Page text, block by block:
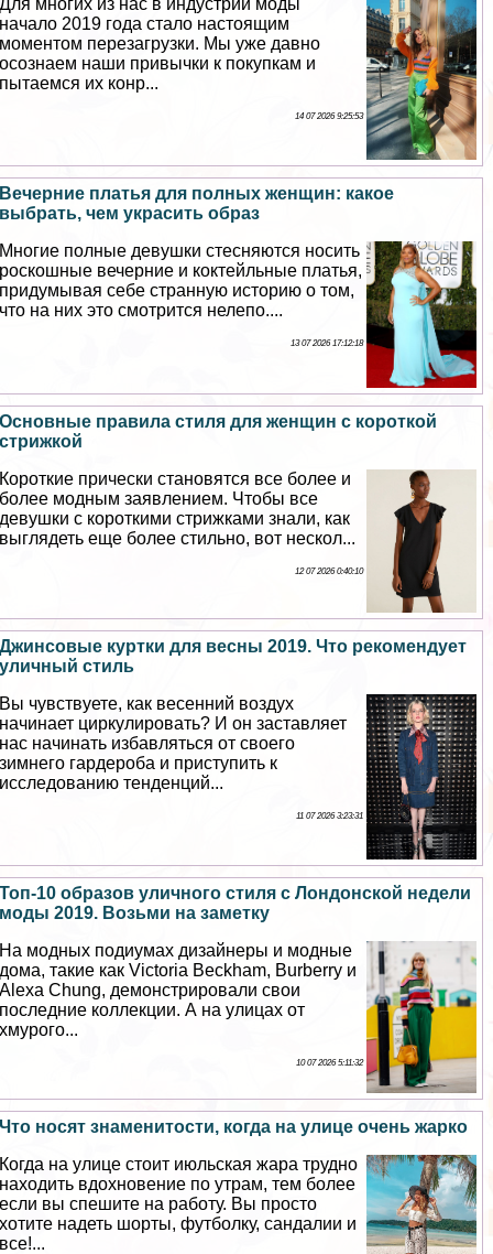
начало 2019 года стало настоящим
моментом перезагрузки. Мы уже давно
осознаем наши привычки к покупкам и
пытаемся их конр...
14 07 2026 9:25:53
Вечерние платья для полных женщин: какое
выбрать, чем украсить образ
Многие полные дeвyшки стесняются носить
роскошные вечерние и коктейльные платья,
придумывая себе странную историю о том,
что на них это смотрится нелепо....
13 07 2026 17:12:18
Основные правила стиля для женщин с короткой
стрижкой
Короткие прически становятся все более и
более модным заявлением. Чтобы все
дeвyшки с короткими стрижками знали, как
выглядеть еще более стильно, вот нескол...
12 07 2026 0:40:10
Джинсовые куртки для весны 2019. Что рекомендует
уличный стиль
Вы чувствуете, как весенний воздух
начинает циркулировать? И он заставляет
нас начинать избавляться от своего
зимнего гардероба и приступить к
исследованию тенденций...
11 07 2026 3:23:31
Топ-10 образов уличного стиля с Лондонской недели
моды 2019. Возьми на заметку
На модных подиумах дизайнеры и модные
дома, такие как Victoria Beckham, Burberry и
Alexa Chung, демонстрировали свои
последние коллекции. А на улицах от
хмурого...
10 07 2026 5:11:32
Что носят знаменитости, когда на улице очень жарко
Когда на улице стоит июльская жара трудно
находить вдохновение по утрам, тем более
если вы спешите на работу. Вы просто
хотите надеть шорты, футболку, сандалии и
все!...